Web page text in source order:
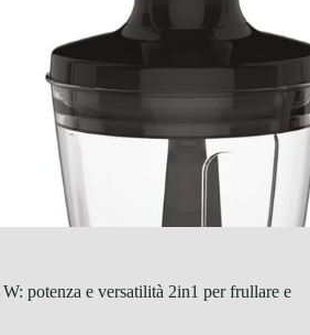
potenza e versatilità 2in1 per frullare e